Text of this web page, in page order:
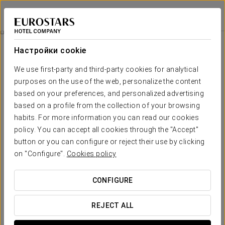
Настройки cookie
We use first-party and third-party cookies for analytical
purposes on the use of the web, personalize the content
based on your preferences, and personalized advertising
based on a profile from the collection of your browsing
habits. For more information you can read our cookies
policy. You can accept all cookies through the "Accept"
button or you can configure or reject their use by clicking
on "Configure". Cookies policy
CONFIGURE
REJECT ALL
Dorma Juan de Austria
ВАЛЬЯДОЛИД
Специальные Предложения
Специальные Предложения
Романтический опыт
30 €
ПОСМОТРЕТЬ ПРЕДЛОЖЕНИЕ